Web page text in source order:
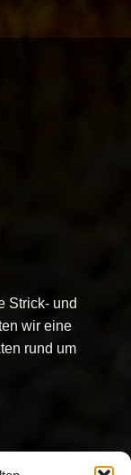
Strick- und
wir eine
rund um